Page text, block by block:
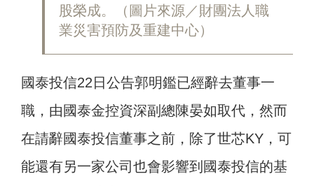
股榮成。（圖片來源／財團法人職
業災害預防及重建中心）
國泰投信22日公告郭明鑑已經辭去董事一
職，由國泰金控資深副總陳晏如取代，然而
在請辭國泰投信董事之前，除了世芯KY，可
能還有另一家公司也會影響到國泰投信的基